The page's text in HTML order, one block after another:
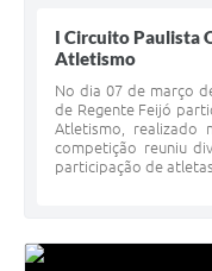
I Circuito Paulista
Atletismo
No dia 07 de março
de Regente Feijó
Atletismo, realizado
competição reuniu
participação de